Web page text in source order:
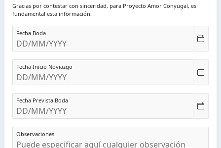
Gracias por contestar con sinceridad, para Proyecto Amor Conyugal, es
fundamental esta información.
Fecha Boda
Fecha Inicio Noviazgo
Fecha Prevista Boda
Observaciones